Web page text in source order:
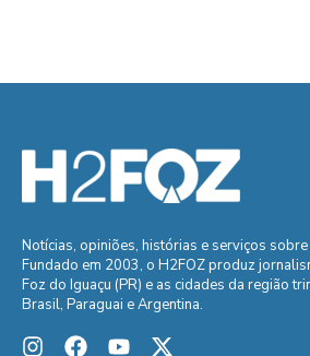
Notícias, opiniões, histórias e serviços
Fundado em 2003, o H2FOZ produz
Foz do Iguaçu (PR) e as cidades da região
Brasil, Paraguai e Argentina.